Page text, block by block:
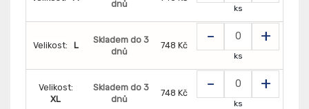
dnů
ks
Velikost: L
Skladem do 3
dnů
748 Kč - +
ks
Velikost:
XL
Skladem do 3
dnů
748 Kč - +
ks